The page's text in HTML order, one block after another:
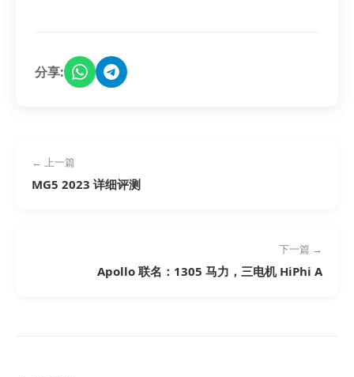
分享:
← 上一篇
MG5 2023 详细评测
下一篇 →
Apollo 联名：1305 马力，三电机 HiPhi A